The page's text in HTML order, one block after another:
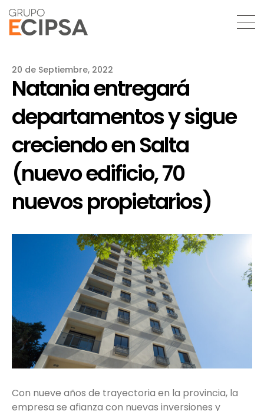
20 de Septiembre, 2022
Natania entregará
departamentos y sigue
creciendo en Salta
(nuevo edificio, 70
nuevos propietarios)
Con nueve años de trayectoria en la provincia, la
empresa se afianza con nuevas inversiones y